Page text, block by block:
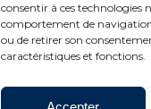
consentir à ces technologies
comportement de navigation
ou de retirer son
caractéristiques et fonctions.